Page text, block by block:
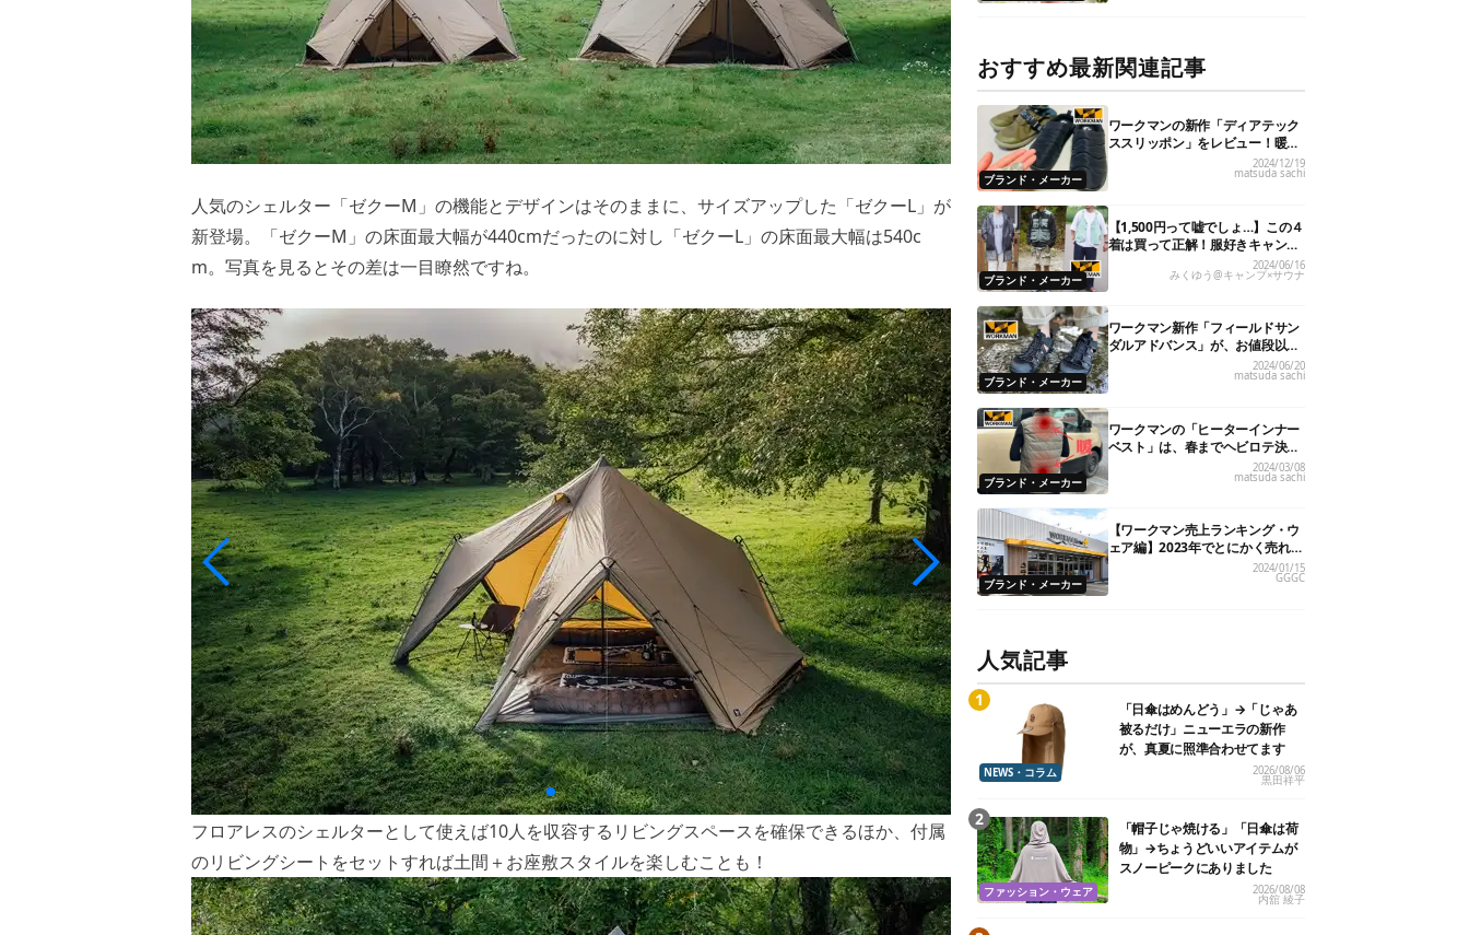
人気のシェルター「ゼクーM」の機能とデザインはそのままに、サイズアップした「ゼクーL」が
新登場。「ゼクーM」の床面最大幅が440cmだったのに対し「ゼクーL」の床面最大幅は540c
m。写真を見るとその差は一目瞭然ですね。
フロアレスのシェルターとして使えば10人を収容するリビングスペースを確保できるほか、付属
のリビングシートをセットすれば土間＋お座敷スタイルを楽しむことも！
おすすめ最新関連記事
ブランド・メーカー
ワークマンの新作「ディアテック
ススリッポン」をレビュー！暖か
2024/12/19
matsuda sachi
ブランド・メーカー
【1,500円って嘘でしょ…】この４
着は買って正解！服好きキャンパ
ーの「ワークマン」ガチ買い夏服
2024/06/16
みくゆう@キャンプ×サウナ
ブランド・メーカー
ワークマン新作「フィールドサン
ダルアドバンス」が、お値段以上
のハイクオリティ！
2024/06/20
matsuda sachi
ブランド・メーカー
ワークマンの「ヒーターインナー
ベスト」は、春までヘビロテ決定
です！
2024/03/08
matsuda sachi
ブランド・メーカー
【ワークマン売上ランキング・ウ
ェア編】2023年でとにかく売れた
人気製品TOP5
2024/01/15
GGGC
人気記事
NEWS・コラム
「日傘はめんどう」→「じゃあ
被るだけ」ニューエラの新作
が、真夏に照準合わせてます
2026/08/06
黒田祥平
ファッション・ウェア
「帽子じゃ焼ける」「日傘は荷
物」→ちょうどいいアイテムが
スノーピークにありました
2026/08/08
内舘 綾子